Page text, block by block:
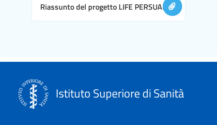
Riassunto del progetto LIFE PERSUADED
Istituto Superiore di Sanità